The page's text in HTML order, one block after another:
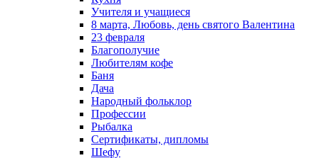
Учителя и учащиеся
8 марта, Любовь, день святого Валентина
23 февраля
Благополучие
Любителям кофе
Баня
Дача
Народный фольклор
Профессии
Рыбалка
Сертификаты, дипломы
Шефу